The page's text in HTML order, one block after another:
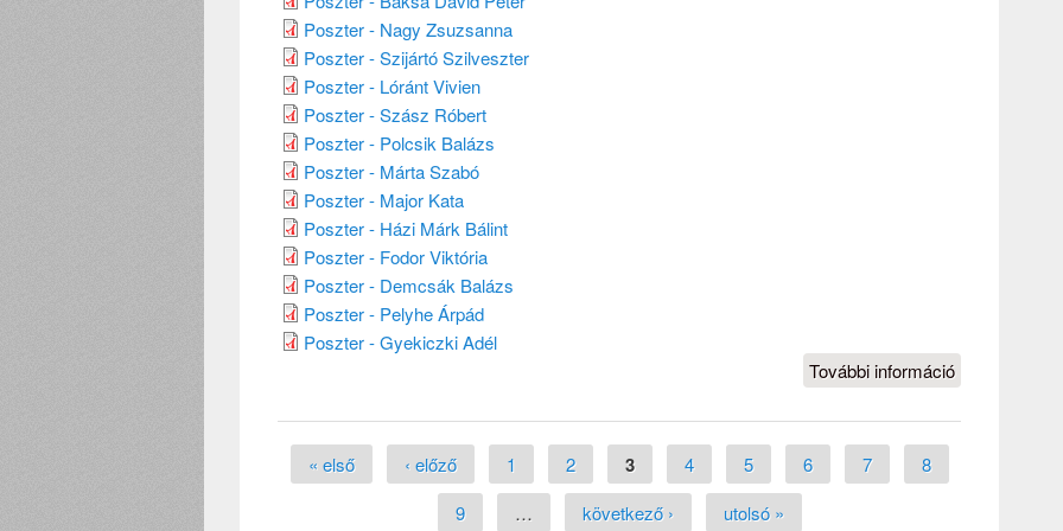
Poszter - Nagy Zsuzsanna
Poszter - Szijártó Szilveszter
Poszter - Lóránt Vivien
Poszter - Szász Róbert
Poszter - Polcsik Balázs
Poszter - Márta Szabó
Poszter - Major Kata
Poszter - Házi Márk Bálint
Poszter - Fodor Viktória
Poszter - Demcsák Balázs
Poszter - Pelyhe Árpád
Poszter - Gyekiczki Adél
További információ
Határmenti
Oldalak
« első ‹ előző 1 2 3 4 5 6 7
8
9
… következő › utolsó »